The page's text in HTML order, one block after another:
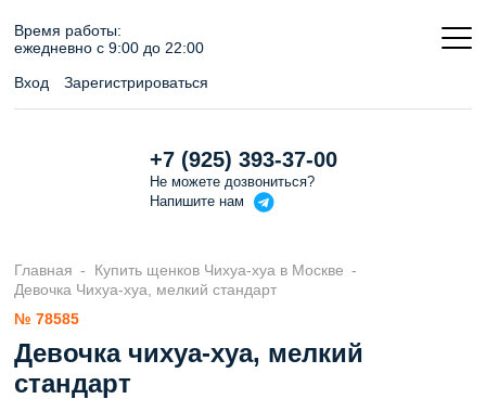
Время работы:
ежедневно c 9:00 до 22:00
Вход
Зарегистрироваться
+7 (925) 393-37-00
Не можете дозвониться?
Напишите нам
Главная
Купить щенков Чихуа-хуа в Москве
Девочка Чихуа-хуа, мелкий стандарт
№ 78585
Девочка чихуа-хуа, мелкий
стандарт